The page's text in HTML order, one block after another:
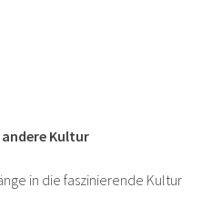
Kultur
in die faszinierende Kultur